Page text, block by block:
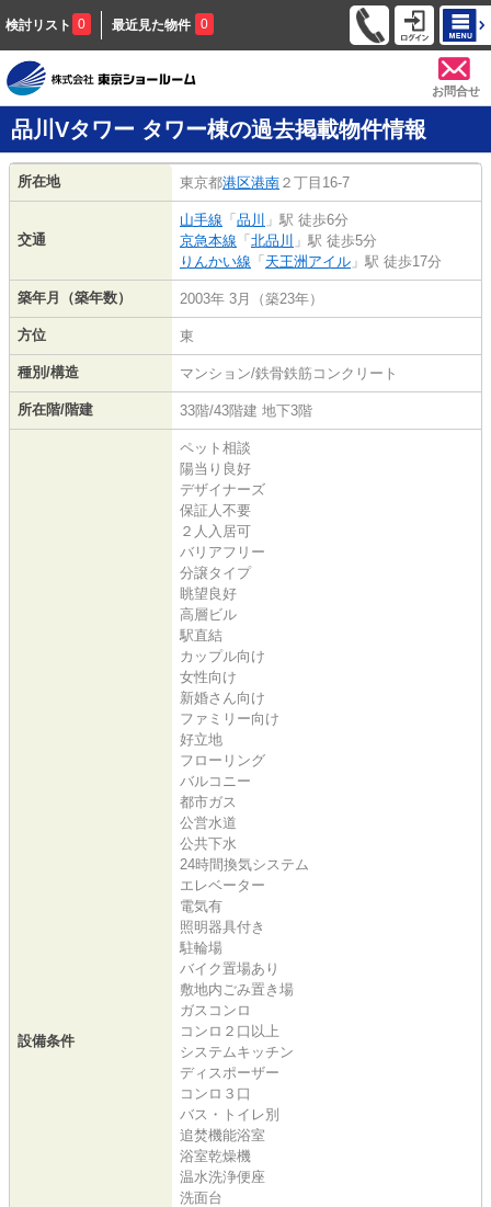
検討リスト 0 最近見た物件 0
お問合せ
品川Vタワー タワー棟の過去掲載物件情報
所在地 東京都港区港南 ２丁目16-7
交通
山手線 「 品川 」駅 徒歩6分
京急本線 「 北品川 」駅 徒歩5分
りんかい線 「 天王洲アイル 」駅 徒歩17分
築年月（築年数） 2003年 3月（築23年）
方位 東
種別/構造 マンション/鉄骨鉄筋コンクリート
所在階/階建 33階/43階建 地下3階
設備条件
ペット相談
陽当り良好
デザイナーズ
保証人不要
２人入居可
バリアフリー
分譲タイプ
眺望良好
高層ビル
駅直結
カップル向け
女性向け
新婚さん向け
ファミリー向け
好立地
フローリング
バルコニー
都市ガス
公営水道
公共下水
24時間換気システム
エレベーター
電気有
照明器具付き
駐輪場
バイク置場あり
敷地内ごみ置き場
ガスコンロ
コンロ２口以上
システムキッチン
ディスポーザー
コンロ３口
バス・トイレ別
追焚機能浴室
浴室乾燥機
温水洗浄便座
洗面台